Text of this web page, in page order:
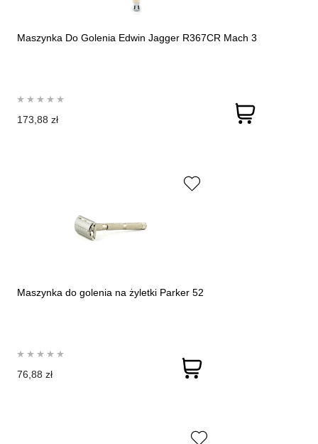
Maszynka Do Golenia Edwin Jagger R367CR Mach 3
173,88 zł
Maszynka do golenia na żyletki Parker 52
76,88 zł